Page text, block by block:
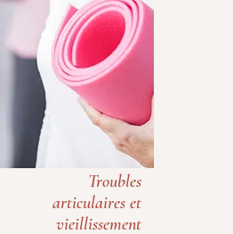
Troubles
articulaires et
vieillissement